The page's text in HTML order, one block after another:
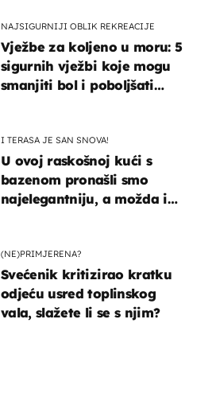
NAJSIGURNIJI OBLIK REKREACIJE
Vježbe za koljeno u moru: 5
sigurnih vježbi koje mogu
smanjiti bol i poboljšati
I TERASA JE SAN SNOVA!
U ovoj raskošnoj kući s
bazenom pronašli smo
najelegantniju, a možda i
(NE)PRIMJERENA?
Svećenik kritizirao kratku
odjeću usred toplinskog
vala, slažete li se s njim?